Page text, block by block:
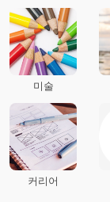
미술
커리어